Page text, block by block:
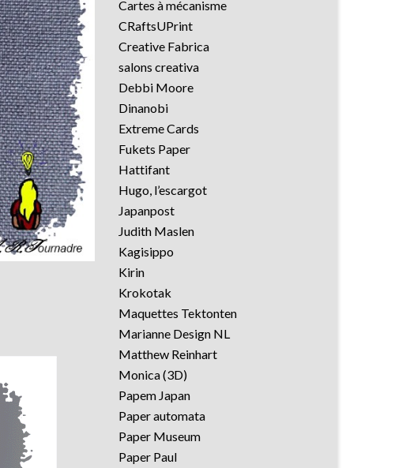
Cartes à mécanisme
CRaftsUPrint
Creative Fabrica
salons creativa
Debbi Moore
Dinanobi
Extreme Cards
Fukets Paper
Hattifant
Hugo, l’escargot
Japanpost
Judith Maslen
Kagisippo
Kirin
Krokotak
Maquettes Tektonten
Marianne Design NL
Matthew Reinhart
Monica (3D)
Papem Japan
Paper automata
Paper Museum
Paper Paul